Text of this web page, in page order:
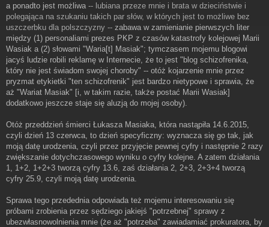
a ponadto jest możliwa -- lubiana przeze mnie i brata w dzieciństwie i
polegająca na szukaniu takich par słów, w których jest to możliwe bez
uszczerbku dla polszczyzny -- zabawa w zamienianie pierwszych liter
między (1) personaliami prezes PKP z czasów katastrofy kolejowej Marii
Wasiak a (2) słowami "Waria[t] Masiak"; tymczasem mojemu blogowi
jacyś ludzie robili reklamę w Internecie, że to jest "blog schizofrenika,
który nie jest świadom swojej choroby" -- otóż kojarzenie mnie przez
pryzmat etykietki "ten schizofrenik" jest bardzo nietypowe i sprawia, że
aż "Wariat Masiak" [i, w takim razie, także postać Marii Wasiak]
dodatkowo jeszcze staje się aluzją do mojej osoby).
Otóż przeddzień śmierci Łukasza Masiaka, która nastąpiła 14.6.2015,
czyli dzień 13 czerwca, to dzień specyficzny: wyznacza się go tak, jak
moją datę urodzenia, czyli przez przyjęcie pewnej cyfry i następnie 2 razy
zwiększanie dotychczasowego wyniku o cyfry kolejne. A zatem działania
1, 1+2, 1+2+3 tworzą cyfry 13.6, zaś działania 2, 2+3, 2+3+4 tworzą
cyfry 25.9, czyli moją datę urodzenia.
Sprawa tego przedednia odpowiada też mojemu interesowaniu się
próbami zrobienia przez sędziego jakiejś "potrzebnej" sprawy z
ubezwłasnowolnienia mnie (że aż "potrzeba" zawiadamiać prokuratora, by